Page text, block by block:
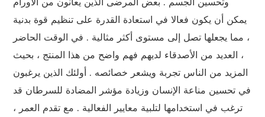
يمكن أن يكون فعالا في استعادة القدرة على تنظيم قوة بدنية
، مما يجعلها تصل إلى مستوى أكثر مثالية . في الوقت الحاضر
، العديد من الأصدقاء لديهم فهم واضح من هذا المنتج ، بحيث
المزيد من الناس تجربة ويشعر خصائصه . أولئك الذين يرغبون
في تحسين مناعة الإنسان وزيادة مؤشر المضادة للسرطان قد
ترغب في استخدامها لتلبية معايير الفعالية . مع تقدم العمر ،